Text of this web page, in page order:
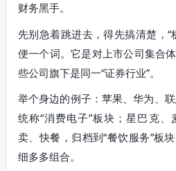
财务黑手。
先别急着跳进去，得先搞清楚，
便一个词。它是对上市公司集合
些公司旗下是同一“证券行业”。
举个身边的例子：苹果、华为、
统称“消费电子”板块；星巴克
卖、快餐，归档到“餐饮服务”板
细多多组合。